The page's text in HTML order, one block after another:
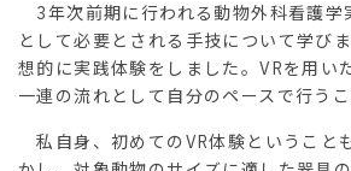
3年次前期に行われる動物外科看護学
として必要とされる手技について学び
想的に実践体験をしました。VRを用
一連の流れとして自分のペースで行う
私自身、初めてのVR体験ということ